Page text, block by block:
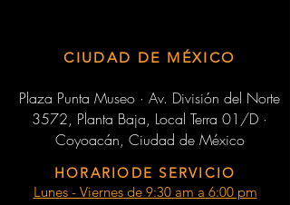
CIUDAD DE MÉXICO
Plaza Punta Museo · Av. División del Norte
3572, Planta Baja, Local Terra 01/D ·
Coyoacán, Ciudad de México
HORARIODE SERVICIO
Lunes - Viernes de 9:30 am a 6:00 pm